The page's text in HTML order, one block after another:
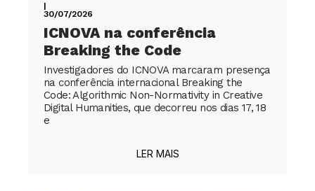
|
30/07/2026
ICNOVA na conferência
Breaking the Code
Investigadores do ICNOVA marcaram presença
na conferência internacional Breaking the
Code: Algorithmic Non-Normativity in Creative
Digital Humanities, que decorreu nos dias 17, 18
e
LER MAIS